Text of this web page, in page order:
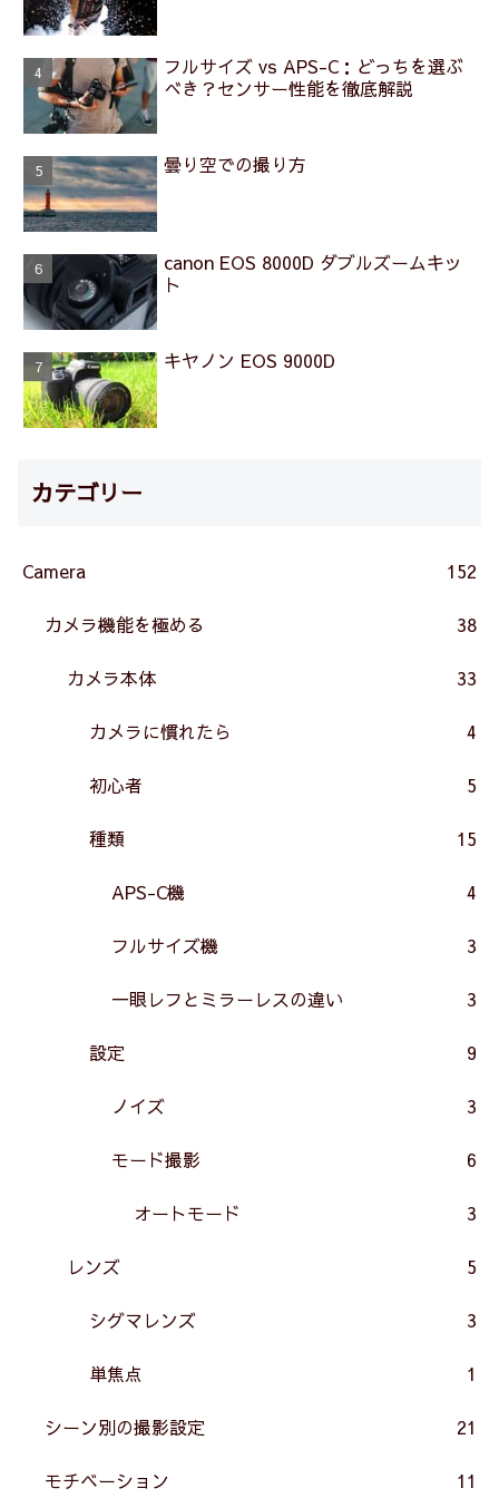
フルサイズ vs APS-C：どっちを選ぶ
べき？センサー性能を徹底解説
曇り空での撮り方
canon EOS 8000D ダブルズームキッ
ト
キヤノン EOS 9000D
カテゴリー
Camera 152
カメラ機能を極める 38
カメラ本体 33
カメラに慣れたら 4
初心者 5
種類 15
APS-C機 4
フルサイズ機 3
一眼レフとミラーレスの違い 3
設定 9
ノイズ 3
モード撮影 6
オートモード 3
レンズ 5
シグマレンズ 3
単焦点 1
シーン別の撮影設定 21
モチベーション 11